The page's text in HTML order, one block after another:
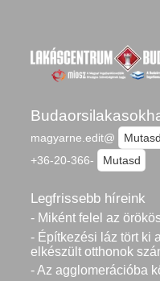
magyarne.edit@
Mutasd
+36-20-366-
Mutasd
Legfrissebb híreink
- Miként felel az
- Építkezési láz tört ki
elkészült otthonok
- Az agglomerációba